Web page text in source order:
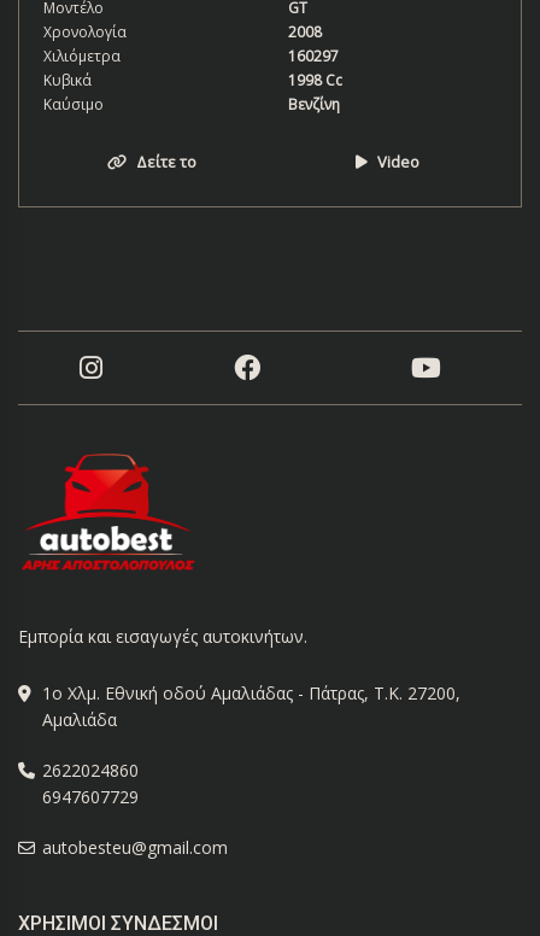
Μοντέλο
GT
Χρονολογία
2008
Χιλιόμετρα
160297
Κυβικά
1998 Cc
Καύσιμο
Βενζίνη
Δείτε το Video
Εμπορία και εισαγωγές αυτοκινήτων.
1ο Χλμ. Εθνική οδού Αμαλιάδας - Πάτρας, Τ.Κ. 27200,
Αμαλιάδα
2622024860
6947607729
autobesteu@gmail.com
ΧΡΉΣΙΜΟΙ ΣΎΝΔΕΣΜΟΙ